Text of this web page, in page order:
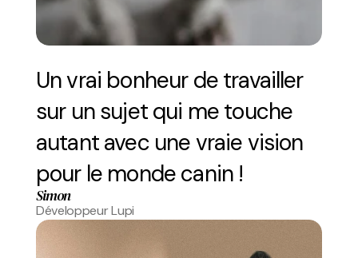
Un vrai bonheur de travailler
sur un sujet qui me touche
autant avec une vraie vision
pour le monde canin !
Simon
Développeur Lupi